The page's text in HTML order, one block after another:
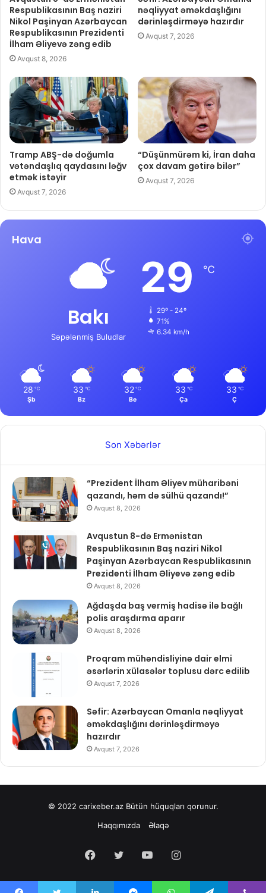
Respublikasının Baş naziri
Nikol Paşinyan Azərbaycan
Respublikasının Prezidenti
İlham Əliyevə zəng edib
Avqust 8, 2026
nəqliyyat əməkdaşlığını
dərinləşdirməyə hazırdır
Avqust 7, 2026
Tramp ABŞ-də doğumla
vətəndaşlıq qaydasını ləğv
etmək istəyir
Avqust 7, 2026
“Düşünmürəm ki, İran daha
çox davam gətirə bilər”
Avqust 7, 2026
Hava
Bakı
Səpələnmiş Buludlar
29 ℃
29º - 24º
71%
6.34 km/h
28 ℃
Şb
33 ℃
Bz
32 ℃
Be
33 ℃
Ça
33 ℃
Ç
Son Xəbərlər
“Prezident İlham Əliyev müharibəni
qazandı, həm də sülhü qazandı!”
Avqust 8, 2026
Avqustun 8-də Ermənistan
Respublikasının Baş naziri Nikol
Paşinyan Azərbaycan Respublikasının
Prezidenti İlham Əliyevə zəng edib
Avqust 8, 2026
Ağdaşda baş vermiş hadisə ilə bağlı
polis araşdırma aparır
Avqust 8, 2026
Proqram mühəndisliyinə dair elmi
əsərlərin xülasələr toplusu dərc edilib
Avqust 7, 2026
Səfir: Azərbaycan Omanla nəqliyyat
əməkdaşlığını dərinləşdirməyə
hazırdır
Avqust 7, 2026
© 2022 carixeber.azBütün hüquqları qorunur.
Haqqımızda
Əlaqə
Facebook
Twitter YouTubeInstagram